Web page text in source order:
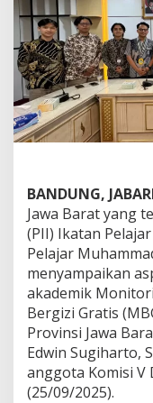
BANDUNG,
Jawa Barat yang
(PII) Ikatan
Pelajar
menyampaikan
akademik
Bergizi Gratis
Provinsi Jawa
Edwin Sugiharto,
anggota Komisi V
(25/09/2025).